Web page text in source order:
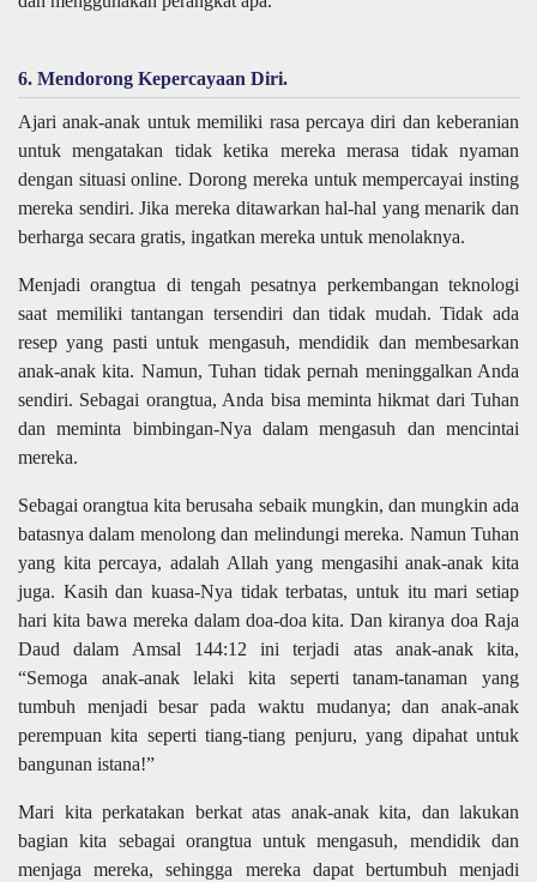
6. Mendorong Kepercayaan Diri.
Ajari anak-anak untuk memiliki rasa percaya diri dan keberanian
untuk mengatakan tidak ketika mereka merasa tidak nyaman
dengan situasi online. Dorong mereka untuk mempercayai insting
mereka sendiri. Jika mereka ditawarkan hal-hal yang menarik dan
berharga secara gratis, ingatkan mereka untuk menolaknya.
Menjadi orangtua di tengah pesatnya perkembangan teknologi
saat memiliki tantangan tersendiri dan tidak mudah. Tidak ada
resep yang pasti untuk mengasuh, mendidik dan membesarkan
anak-anak kita. Namun, Tuhan tidak pernah meninggalkan Anda
sendiri. Sebagai orangtua, Anda bisa meminta hikmat dari Tuhan
dan meminta bimbingan-Nya dalam mengasuh dan mencintai
mereka.
Sebagai orangtua kita berusaha sebaik mungkin, dan mungkin ada
batasnya dalam menolong dan melindungi mereka. Namun Tuhan
yang kita percaya, adalah Allah yang mengasihi anak-anak kita
juga. Kasih dan kuasa-Nya tidak terbatas, untuk itu mari setiap
hari kita bawa mereka dalam doa-doa kita. Dan kiranya doa Raja
Daud dalam Amsal 144:12 ini terjadi atas anak-anak kita,
“Semoga anak-anak lelaki kita seperti tanam-tanaman yang
tumbuh menjadi besar pada waktu mudanya; dan anak-anak
perempuan kita seperti tiang-tiang penjuru, yang dipahat untuk
bangunan istana!”
Mari kita perkatakan berkat atas anak-anak kita, dan lakukan
bagian kita sebagai orangtua untuk mengasuh, mendidik dan
menjaga mereka, sehingga mereka dapat bertumbuh menjadi